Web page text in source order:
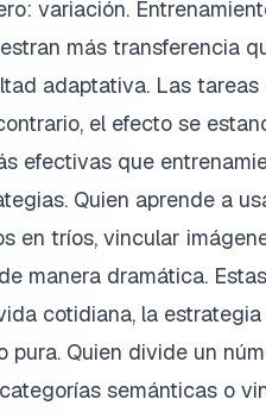
variación.
más transferencia
adaptativa. Las
el efecto se
efectivas que
Quien aprende a
en tríos, vincular
manera dramática.
cotidiana, la
pura. Quien divide un
semánticas o